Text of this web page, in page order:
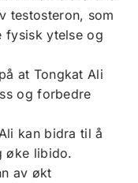
testosteron, som
fysisk ytelse og
at Tongkat Ali
og forbedre
kan bidra til å
øke libido.
av økt